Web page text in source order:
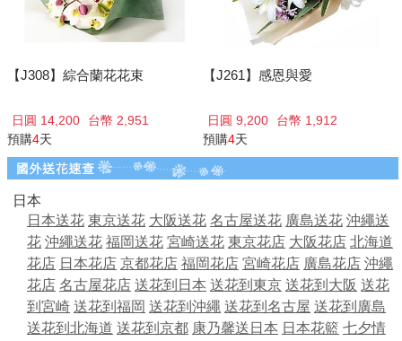
【J308】綜合蘭花花束
日圓 14,200
台幣 2,951
預購4天
【J261】感恩與愛
日圓 9,200
台幣 1,912
預購4天
日本
日本送花 東京送花 大阪送花 名古屋送花 廣島送花 沖繩送
花 沖繩送花 福岡送花 宮崎送花 東京花店 大阪花店 北海道
花店 日本花店 京都花店 福岡花店 宮崎花店 廣島花店 沖繩
花店 名古屋花店 送花到日本 送花到東京 送花到大阪 送花
到宮崎 送花到福岡 送花到沖繩 送花到名古屋 送花到廣島
送花到北海道 送花到京都 康乃馨送日本 日本花籃 七夕情